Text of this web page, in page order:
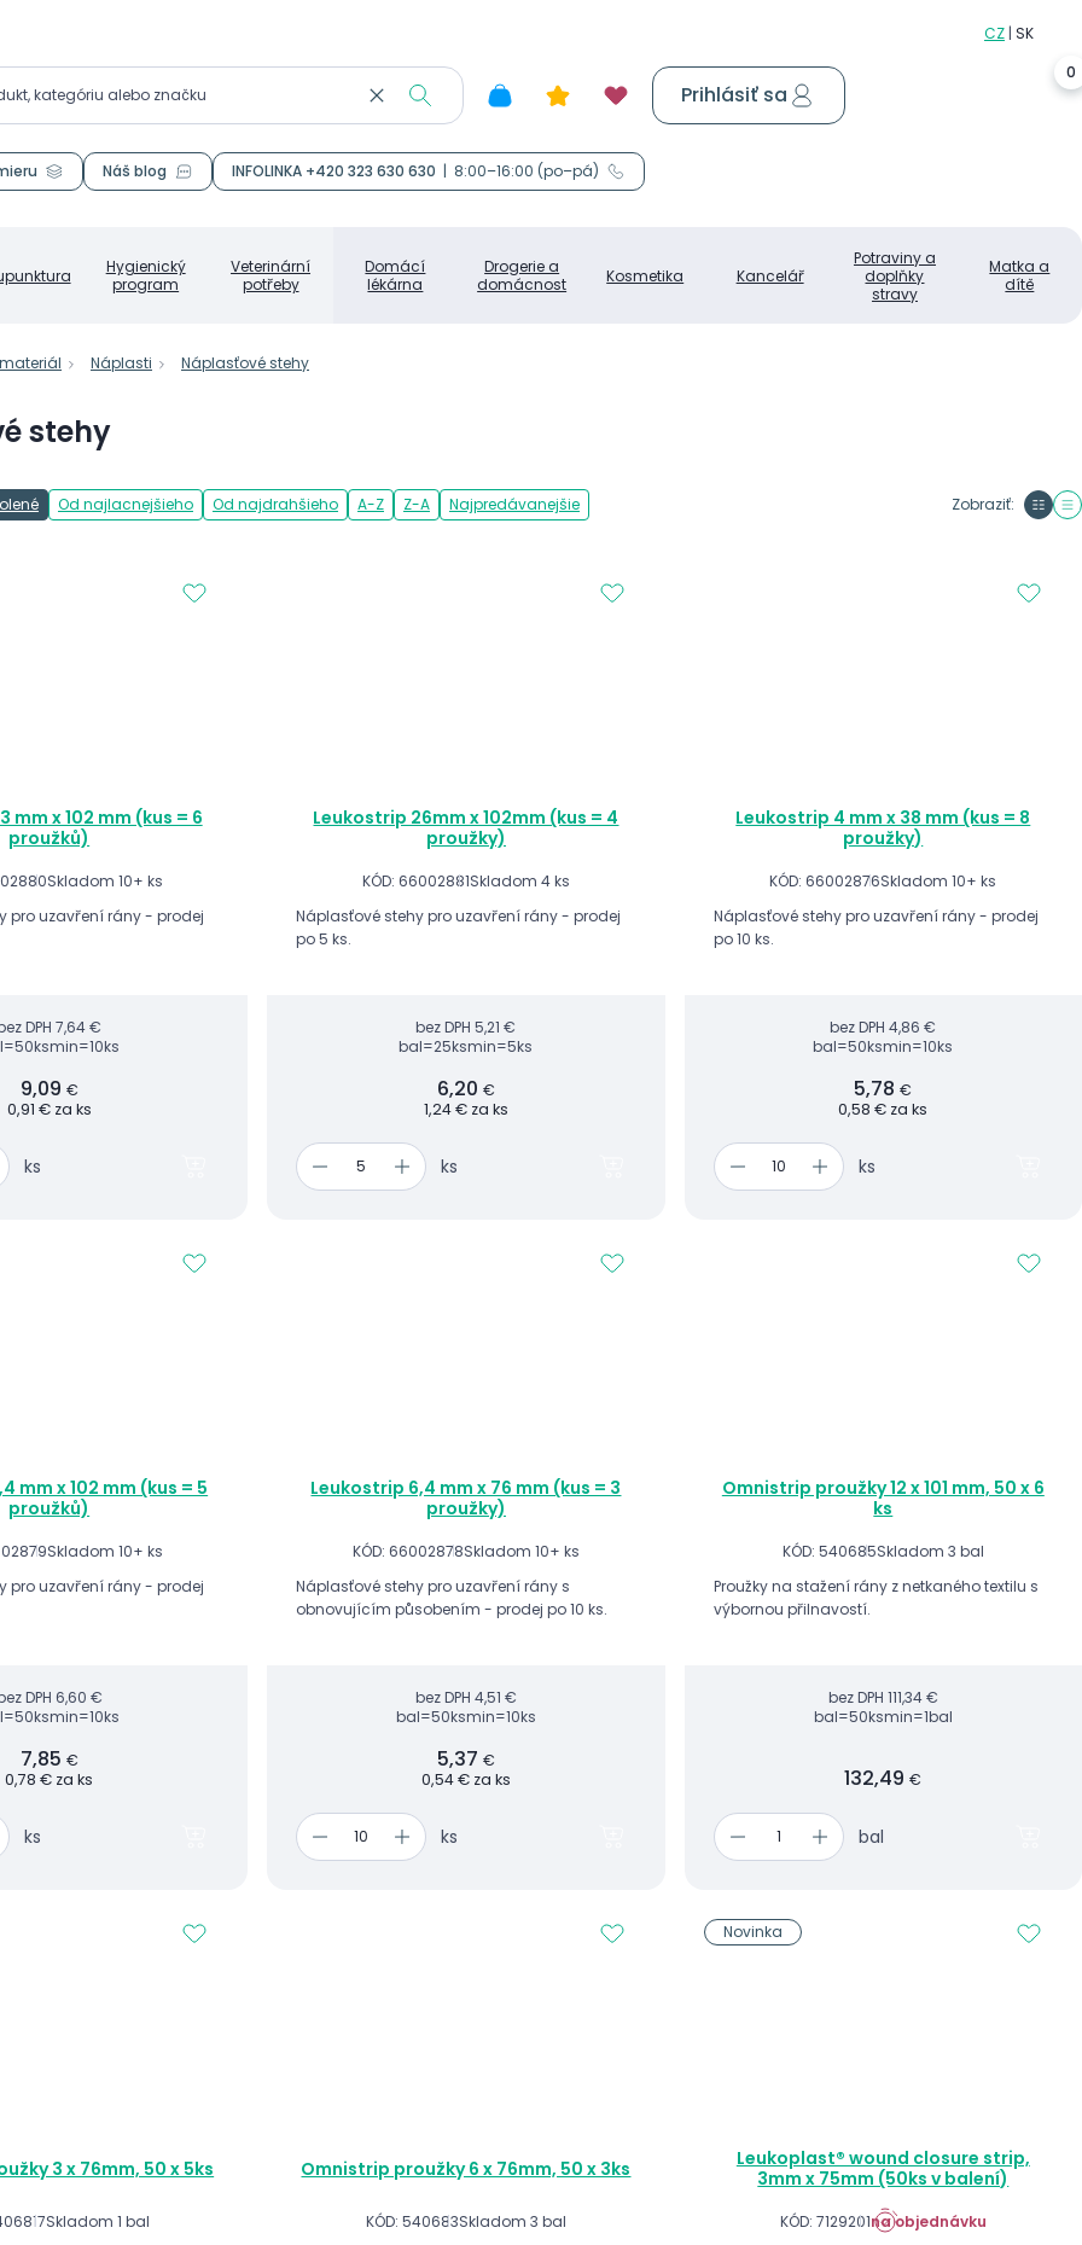
Hygienický
program
Veterinární
potřeby
Domácí
lékárna
Drogerie a
domácnost
Kosmetika Kancelář
Potraviny a
doplňky
stravy
Matka a
dítě
0
Prihlásiť sa
Náš blog INFOLINKA +420 323 630 630 8:00–16:00 (po–pá)
Náplasti Náplasťové stehy
stehy
Od najlacnejšieho Od najdrahšieho A-Z Z-A Najpredávanejšie Zobraziť:
mm x 102 mm (kus = 6
proužků)
Skladom 10+ ks
pro uzavření rány - prodej
DPH 7,64 €
min=10ks
9,09 €
0,91 € za ks
ks
Leukostrip 26mm x 102mm (kus = 4
proužky)
KÓD: 66002881Skladom 4 ks
Náplasťové stehy pro uzavření rány - prodej
po 5 ks.
bez DPH 5,21 €
bal=25ksmin=5ks
6,20 €
1,24 € za ks
ks
Leukostrip 4 mm x 38 mm (kus = 8
proužky)
KÓD: 66002876Skladom 10+ ks
Náplasťové stehy pro uzavření rány - prodej
po 10 ks.
bez DPH 4,86 €
bal=50ksmin=10ks
5,78€
0,58 € za ks
ks
mm x 102 mm (kus = 5
proužků)
Skladom 10+ ks
pro uzavření rány - prodej
DPH 6,60 €
min=10ks
7,85 €
0,78 € za ks
ks
Leukostrip 6,4 mm x 76 mm (kus = 3
proužky)
KÓD: 66002878Skladom 10+ ks
Náplasťové stehy pro uzavření rány s
obnovujícím působením - prodej po 10 ks.
bez DPH 4,51 €
bal=50ksmin=10ks
5,37 €
0,54 € za ks
ks
Omnistrip proužky 12 x 101 mm, 50 x 6
ks
KÓD: 540685Skladom 3 bal
Proužky na stažení rány z netkaného textilu s
výbornou přilnavostí.
bez DPH 111,34 €
bal=50ksmin=1bal
132,49€
bal
3 x 76mm, 50 x 5ks
Skladom 1 bal
Omnistrip proužky 6 x 76mm, 50 x 3ks
KÓD: 540683Skladom 3 bal
Leukoplast® wound closure strip,
3mm x 75mm (50ks v balení)
KÓD: 7129201na objednávku
Novinka